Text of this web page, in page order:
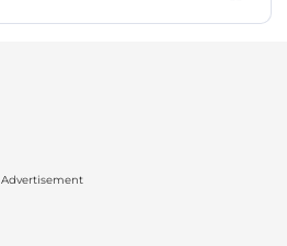
Advertisement